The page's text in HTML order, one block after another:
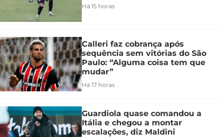
Há 15 horas
Calleri faz cobrança após
sequência sem vitórias do São
Paulo: “Alguma coisa tem que
mudar”
Há 17 horas
Guardiola quase comandou a
Itália e chegou a montar
escalações, diz Maldini